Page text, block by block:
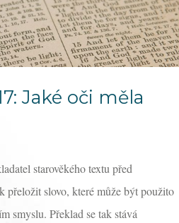
Jaké oči měla
starověkého textu před
přeložit slovo, které může být použito
smyslu. Překlad se tak stává